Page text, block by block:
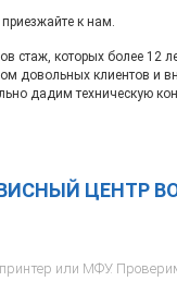
к нам.
стаж, которых более 12
довольных клиентов и
дадим техническую
ЦЕНТР
или МФУ.